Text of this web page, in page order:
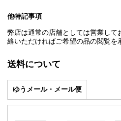
他特記事項
弊店は通常の店舗としては営業して
絡いただければご希望の品の閲覧を
送料について
ゆうメール・メール便